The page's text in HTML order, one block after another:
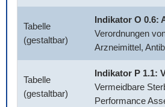
Tabelle
(gestaltbar)
Indikator O 0.6:
Verordnungen
Arzneimittel,
Tabelle
(gestaltbar)
Indikator P 1.1:
Vermeidbare
Performance